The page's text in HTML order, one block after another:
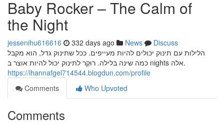
Baby Rocker – The Calm of
the Night
jessenihu616616 332 days ago News
Discuss
הלילות עם תינוק יכולים להיות מעייפים. ככל שתינוק גדל, הוא מקבל
כמה שינה בלילה. רוּקֶר לתינוק יכול להיות אוצר ב nights אלה.
https://ihannafgel714544.blogdun.com/profile
Comments
Who Upvoted
Comments